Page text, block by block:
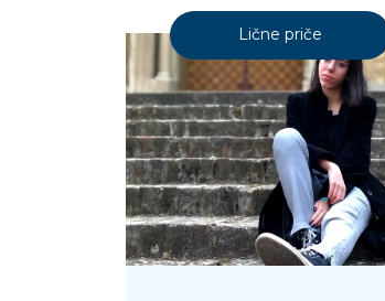
Lične priče